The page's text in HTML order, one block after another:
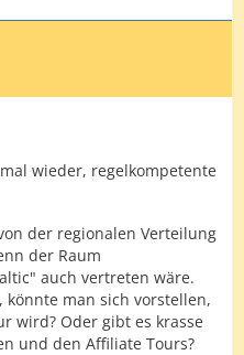
wieder, regelkompetente
der regionalen Verteilung
der Raum
auch vertreten wäre.
könnte man sich vorstellen,
wird? Oder gibt es krasse
und den Affiliate Tours?